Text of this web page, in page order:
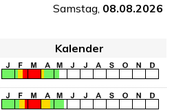
Samstag, 08.08.2026
Kalender